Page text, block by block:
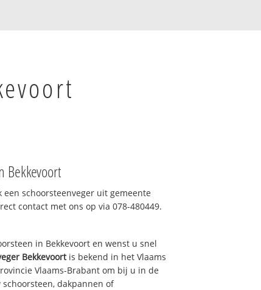
schoorsteenveger uit gemeente
contact met ons op via 078-480449.
in Bekkevoort en wenst u snel
Bekkevoortis bekend in het Vlaams
Vlaams-Brabant om bij u in de
dakpannen of